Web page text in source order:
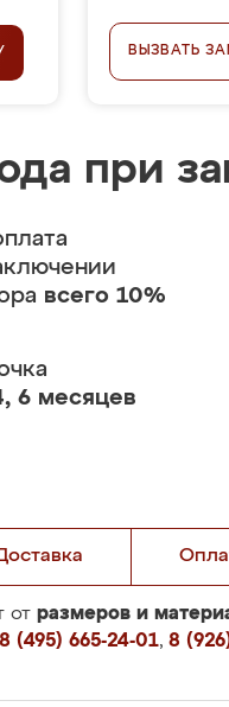
ВЫЗВАТЬ
при
всего 10%
6 месяцев
от размеров и
8 (495) 665-24-01, 8